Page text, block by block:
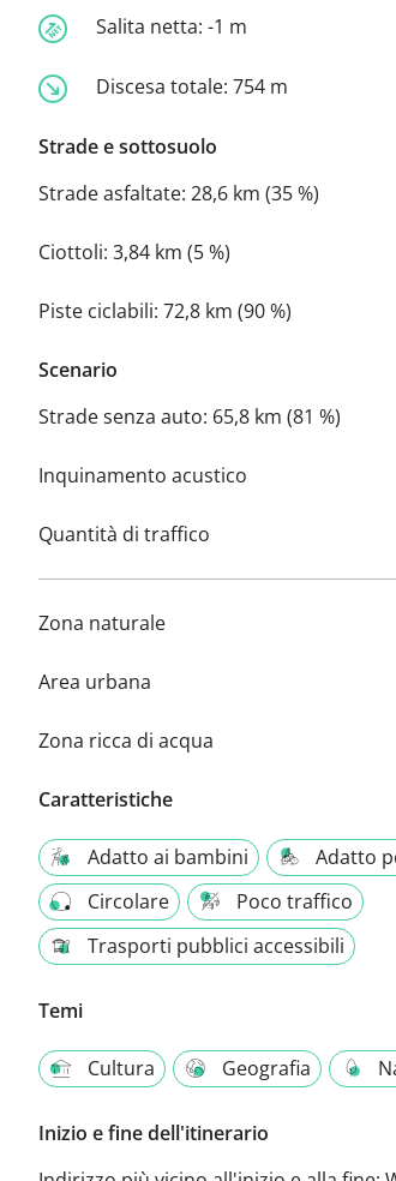
Salita netta: -1 m
Discesa totale: 754 m
Strade e sottosuolo
Strade asfaltate: 28,6 km (35 %)
Ciottoli: 3,84 km (5 %)
Piste ciclabili: 72,8 km (90 %)
Scenario
Strade senza auto: 65,8 km (81 %)
Inquinamento acustico
Quantità di traffico
Zona naturale
Area urbana
Zona ricca di acqua
Caratteristiche
Adatto ai bambini
Adatto
Circolare
Poco traffico
Trasporti pubblici accessibili
Temi
Cultura Geografia
Inizio e fine dell'itinerario